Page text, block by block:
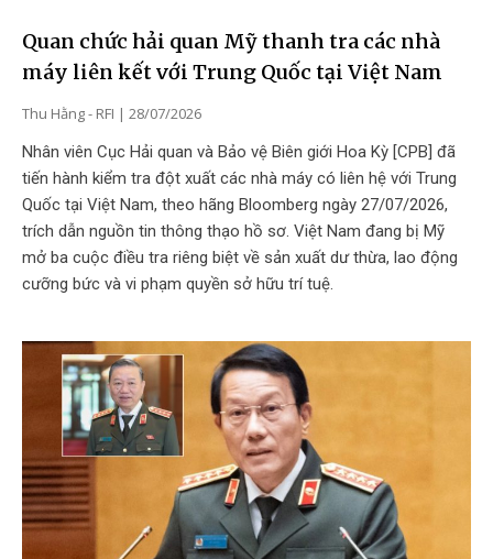
Quan chức hải quan Mỹ thanh tra các nhà
máy liên kết với Trung Quốc tại Việt Nam
Thu Hằng - RFI
28/07/2026
Nhân viên Cục Hải quan và Bảo vệ Biên giới Hoa Kỳ [CPB] đã
tiến hành kiểm tra đột xuất các nhà máy có liên hệ với Trung
Quốc tại Việt Nam, theo hãng Bloomberg ngày 27/07/2026,
trích dẫn nguồn tin thông thạo hồ sơ. Việt Nam đang bị Mỹ
mở ba cuộc điều tra riêng biệt về sản xuất dư thừa, lao động
cưỡng bức và vi phạm quyền sở hữu trí tuệ.